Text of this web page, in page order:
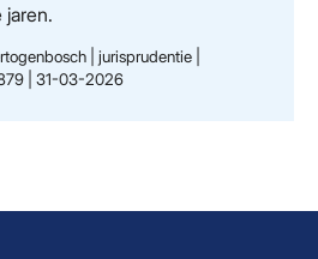
jaren.
| jurisprudentie |
| 31-03-2026